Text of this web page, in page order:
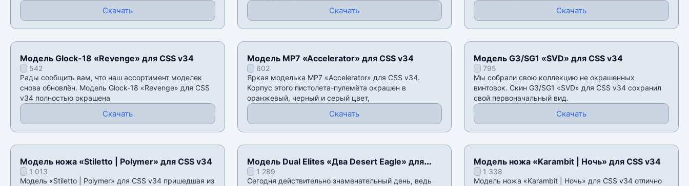
Скачать Скачать Скачать
Модель Glock-18 «Revenge» для CSS v34
542
Рады сообщить вам, что наш ассортимент моделек
снова обновлён. Модель Glock-18 «Revenge» для CSS
v34 полностью окрашена
Скачать
Модель MP7 «Accelerator» для CSS v34
602
Яркая моделька MP7 «Accelerator» для CSS v34.
Корпус этого пистолета-пулемёта окрашен в
оранжевый, черный и серый цвет,
Скачать
Модель G3/SG1 «SVD» для CSS v34
795
Мы собрали свою коллекцию не окрашенных
винтовок. Скин G3/SG1 «SVD» для CSS v34 сохранил
свой первоначальный вид.
Скачать
Модель ножа «Stiletto | Polymer» для CSS v34
1 013
Модель «Stiletto | Polymer» для CSS v34 пришедшая из
Модель Dual Elites «Два Desert Eagle» для
CSS v34
1 289
Сегодня действительно знаменательный день, ведь
Модель ножа «Karambit | Ночь» для CSS v34
1 338
Модель ножа «Karambit | Ночь» для CSS v34 отлично